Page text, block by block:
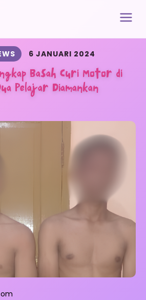
6 JANUARI 2024
Basah Curi Motor di
Pelajar Diamankan